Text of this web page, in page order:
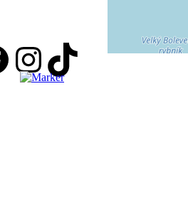
Instagram
TikTok